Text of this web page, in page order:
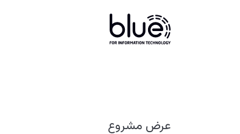
عرض مشروع